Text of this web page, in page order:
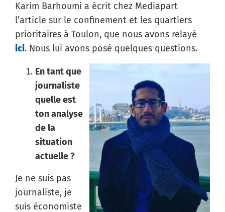
Karim Barhoumi a écrit chez Mediapart
l’article sur le confinement et les quartiers
prioritaires à Toulon, que nous avons relayé
ici. Nous lui avons posé quelques questions.
En tant que
journaliste
quelle est
ton analyse
de la
situation
actuelle ?
Je ne suis pas
journaliste, je
suis économiste